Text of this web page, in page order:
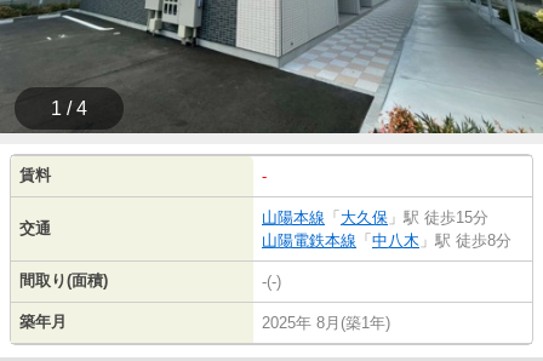
1 / 4
賃料 -
交通
山陽本線 「 大久保 」駅 徒歩15分
山陽電鉄本線 「 中八木 」駅 徒歩8分
間取り(面積) -(-)
築年月 2025年 8月(築1年)